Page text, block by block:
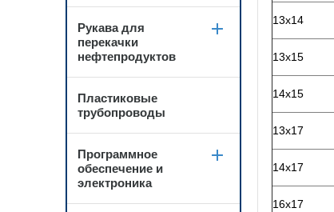
13х14
13х15
14х15
13х17
14х17
16х17
Рукава для
перекачки
нефтепродуктов
Пластиковые
трубопроводы
Программное
обеспечение и
электроника